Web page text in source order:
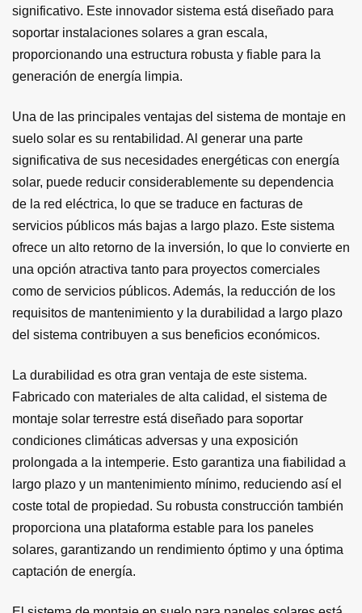
significativo. Este innovador sistema está diseñado para
soportar instalaciones solares a gran escala,
proporcionando una estructura robusta y fiable para la
generación de energía limpia.
Una de las principales ventajas del sistema de montaje en
suelo solar es su rentabilidad. Al generar una parte
significativa de sus necesidades energéticas con energía
solar, puede reducir considerablemente su dependencia
de la red eléctrica, lo que se traduce en facturas de
servicios públicos más bajas a largo plazo. Este sistema
ofrece un alto retorno de la inversión, lo que lo convierte en
una opción atractiva tanto para proyectos comerciales
como de servicios públicos. Además, la reducción de los
requisitos de mantenimiento y la durabilidad a largo plazo
del sistema contribuyen a sus beneficios económicos.
La durabilidad es otra gran ventaja de este sistema.
Fabricado con materiales de alta calidad, el sistema de
montaje solar terrestre está diseñado para soportar
condiciones climáticas adversas y una exposición
prolongada a la intemperie. Esto garantiza una fiabilidad a
largo plazo y un mantenimiento mínimo, reduciendo así el
coste total de propiedad. Su robusta construcción también
proporciona una plataforma estable para los paneles
solares, garantizando un rendimiento óptimo y una óptima
captación de energía.